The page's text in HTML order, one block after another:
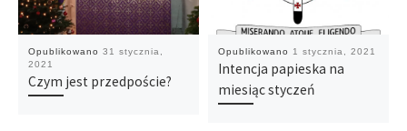
Opublikowano31 stycznia,
2021
Czym jest przedpoście?
Opublikowano 1 stycznia, 2021
Intencja papieska na
miesiąc styczeń